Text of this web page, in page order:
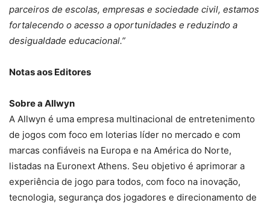
parceiros de escolas, empresas e sociedade civil, estamos
fortalecendo o acesso a oportunidades e reduzindo a
desigualdade educacional.”
Notas aos Editores
Sobre a Allwyn
A Allwyn é uma empresa multinacional de entretenimento
de jogos com foco em loterias líder no mercado e com
marcas confiáveis na Europa e na América do Norte,
listadas na Euronext Athens. Seu objetivo é aprimorar a
experiência de jogo para todos, com foco na inovação,
tecnologia, segurança dos jogadores e direcionamento de